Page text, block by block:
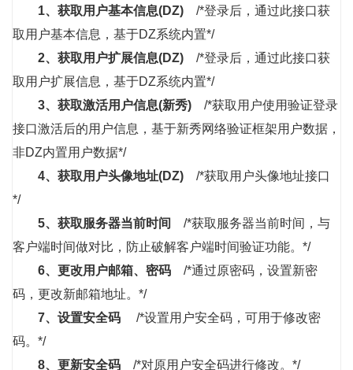
1、 获取用户基本信息(DZ)
/*登录后，通过此接口获
取用户基本信息，基于DZ系统内置*/
2、 获取用户扩展信息(DZ)
/*登录后，通过此接口获
取用户扩展信息，基于DZ系统内置*/
3、 获取激活用户信息(新秀)
/*获取用户使用验证登录
接口激活后的用户信息，基于新秀网络验证框架用户数据，
非DZ内置用户数据*/
4、 获取用户头像地址(DZ)
/*获取用户头像地址接口
*/
5、 获取服务器当前时间
/*获取服务器当前时间，与
客户端时间做对比，防止破解客户端时间验证功能。*/
6、 更改用户邮箱、密码
/*通过原密码，设置新密
码，更改新邮箱地址。*/
7、 设置安全码
/*设置用户安全码，可用于修改密
码。*/
8、 更新安全码 /*对原用户安全码进行修改。*/